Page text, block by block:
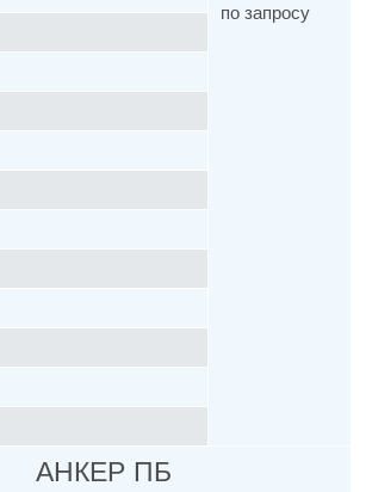
по запросу
АНКЕР ПБ